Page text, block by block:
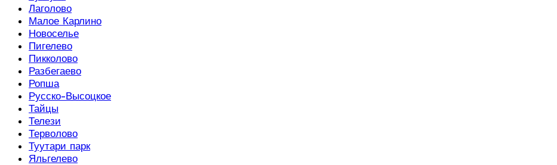
Лаголово
Малое Карлино
Новоселье
Пигелево
Пикколово
Разбегаево
Ропша
Русско-Высоцкое
Тайцы
Телези
Терволово
Туутари парк
Яльгелево